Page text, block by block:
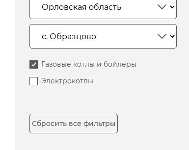
Газовые котлы и бойлеры
Электрокотлы
Сбросить все фильтры